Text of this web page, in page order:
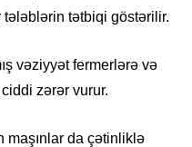
tətbiqi göstərilir.
vəziyyət fermerlərə və
ciddi zərər vurur.
maşınlar da çətinliklə